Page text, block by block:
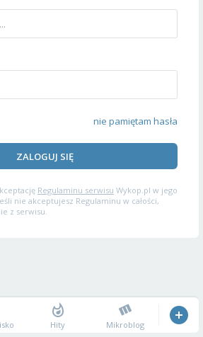
nie pamiętam hasła
ZALOGUJ SIĘ
Regulaminu serwisu Wykop.pl w jego
nie akceptujesz Regulaminu w całości,
z serwisu.
Hity Mikroblog